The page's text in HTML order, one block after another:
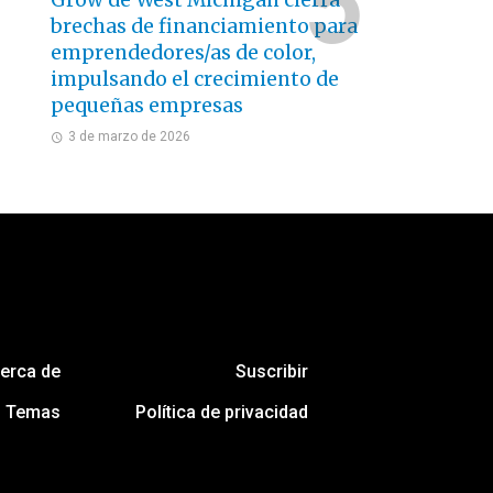
brechas de financiamiento para
emprendedores/as de color,
impulsando el crecimiento de
pequeñas empresas
3 de marzo de 2026
de
Temas
Suscribir
Política de privacidad